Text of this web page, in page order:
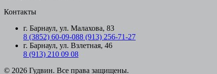
Контакты
г. Барнаул, ул. Малахова, 83
8 (3852) 60-09-088 (913) 256-71-27
г. Барнаул, ул. Взлетная, 46
8 (913) 210 09 08
© 2026 Гудвин. Все права защищены.